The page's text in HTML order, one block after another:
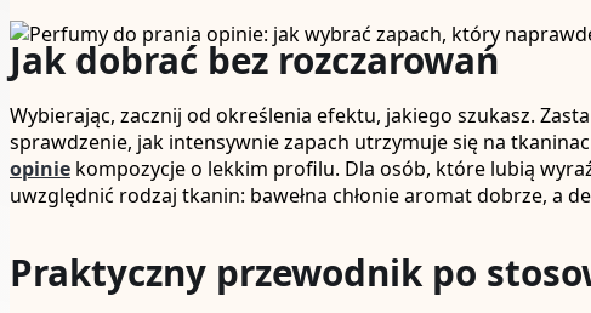
Jak dobrać bez rozczarowań
Wybierając, zacznij od określenia efektu, jakiego szukasz.
sprawdzenie, jak intensywnie zapach utrzymuje się na
opinie kompozycje o lekkim profilu. Dla osób, które lubią
uwzględnić rodzaj tkanin: bawełna chłonie aromat dobrze, a
Praktyczny przewodnik po